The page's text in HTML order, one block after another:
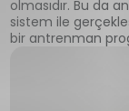
olmasıdır. Bu da
sistem ile
bir antrenman